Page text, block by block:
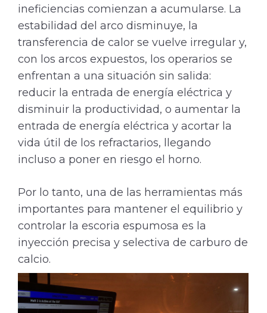
ineficiencias comienzan a acumularse. La
estabilidad del arco disminuye, la
transferencia de calor se vuelve irregular y,
con los arcos expuestos, los operarios se
enfrentan a una situación sin salida:
reducir la entrada de energía eléctrica y
disminuir la productividad, o aumentar la
entrada de energía eléctrica y acortar la
vida útil de los refractarios, llegando
incluso a poner en riesgo el horno.
Por lo tanto, una de las herramientas más
importantes para mantener el equilibrio y
controlar la escoria espumosa es la
inyección precisa y selectiva de carburo de
calcio.